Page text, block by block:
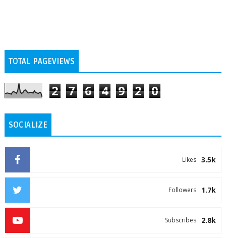
TOTAL PAGEVIEWS
2 7 6 4 9 2 0
SOCIALIZE
3.5k
Likes
1.7k
Followers
2.8k
Subscribes